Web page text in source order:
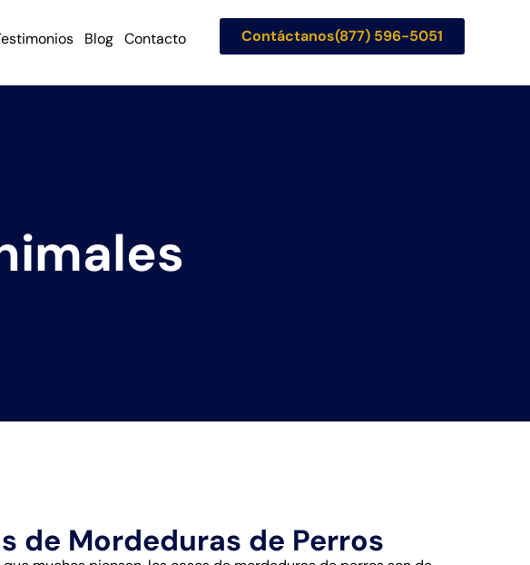
Blog Contacto Contáctanos(877) 596-5051
de Mordeduras de Perros